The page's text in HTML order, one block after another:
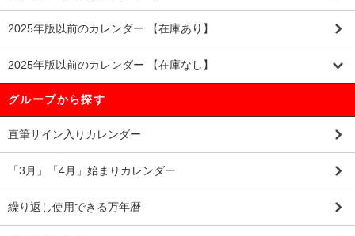
2025年版以前のカレンダー 【在庫あり】
2025年版以前のカレンダー 【在庫なし】
グループから探す
直筆サイン入りカレンダー
「3月」「4月」始まりカレンダー
繰り返し使用できる万年暦